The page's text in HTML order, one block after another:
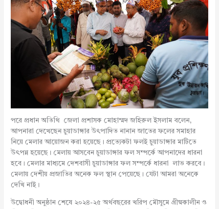
পরে প্রধান অতিথি জেলা প্রশাসক মোহাম্মদ জহিরুল ইসলাম বলেন,
আপনারা দেখেছেন চুয়াডাঙ্গার উৎপাদিত নানান জাতের ফলের সমাহার
নিয়ে মেলার আয়োজন করা হয়েছে। প্রত্যেকটা ফলই চুয়াডাঙ্গার মাটিতে
উৎপন্ন হয়েছে। মেলায় আসবেন চুয়াডাঙ্গার ফল সম্পর্কে আপনাদের ধারনা
হবে। মেলার মাধ্যমে দেশবাসী চুয়াডাঙ্গার ফল সম্পর্কে ধারনা লাভ করবে।
মেলায় দেশীয় প্রজাতির অনেক ফল স্থান পেয়েছে। যেটা আমরা অনেকে
দেখি নাই।
উদ্বোধনী অনুষ্ঠান শেষে ২০২৪-২৫ অর্থবছরের খরিপ মৌসুমে গ্রীষ্মকালীন ও